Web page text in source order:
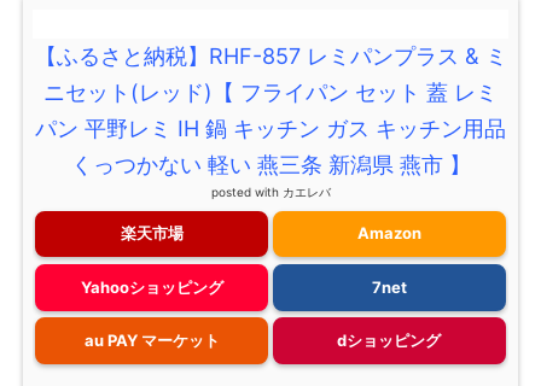
【ふるさと納税】RHF-857 レミパンプラス & ミ
ニセット(レッド)【 フライパン セット 蓋 レミ
パン 平野レミ IH 鍋 キッチン ガス キッチン用品
くっつかない 軽い 燕三条 新潟県 燕市 】
posted with カエレバ
楽天市場 Amazon
Yahooショッピング 7net
au PAY マーケット dショッピング